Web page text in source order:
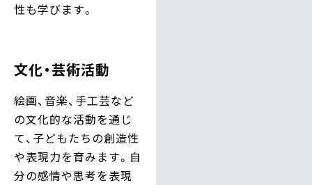
性も学びます。
文化・芸術活動
絵画、音楽、手工芸など
の文化的な活動を通じ
て、子どもたちの創造性
や表現力を育みます。自
分の感情や思考を表現